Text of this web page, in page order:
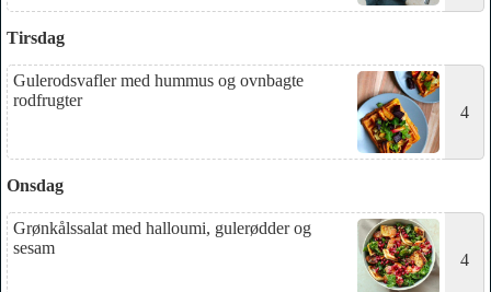
Tirsdag
Gulerodsvafler med hummus og ovnbagte
rodfrugter
4
Onsdag
Grønkålssalat med halloumi, gulerødder og
sesam
4